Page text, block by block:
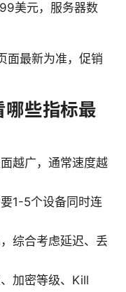
美元，服务器数
面最新为准，促销
哪些指标最
越广，通常速度越
1-5个设备同时连
综合考虑延迟、丢
加密等级、Kill